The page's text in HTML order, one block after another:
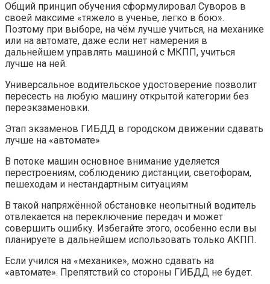
Общий принцип обучения сформулировал Суворов в
своей максиме «тяжело в ученье, легко в бою».
Поэтому при выборе, на чём лучше учиться, на механике
или на автомате, даже если нет намерения в
дальнейшем управлять машиной с МКПП, учиться
лучше на ней.
Универсальное водительское удостоверение позволит
пересесть на любую машину открытой категории без
переэкзаменовки.
Этап экзаменов ГИБДД в городском движении сдавать
лучше на «автомате»
В потоке машин основное внимание уделяется
перестроениям, соблюдению дистанции, светофорам,
пешеходам и нестандартным ситуациям
В такой напряжённой обстановке неопытный водитель
отвлекается на переключение передач и может
совершить ошибку. Избегайте этого, особенно если вы
планируете в дальнейшем использовать только АКПП.
Если учился на «механике», можно сдавать на
«автомате». Препятствий со стороны ГИБДД не будет.